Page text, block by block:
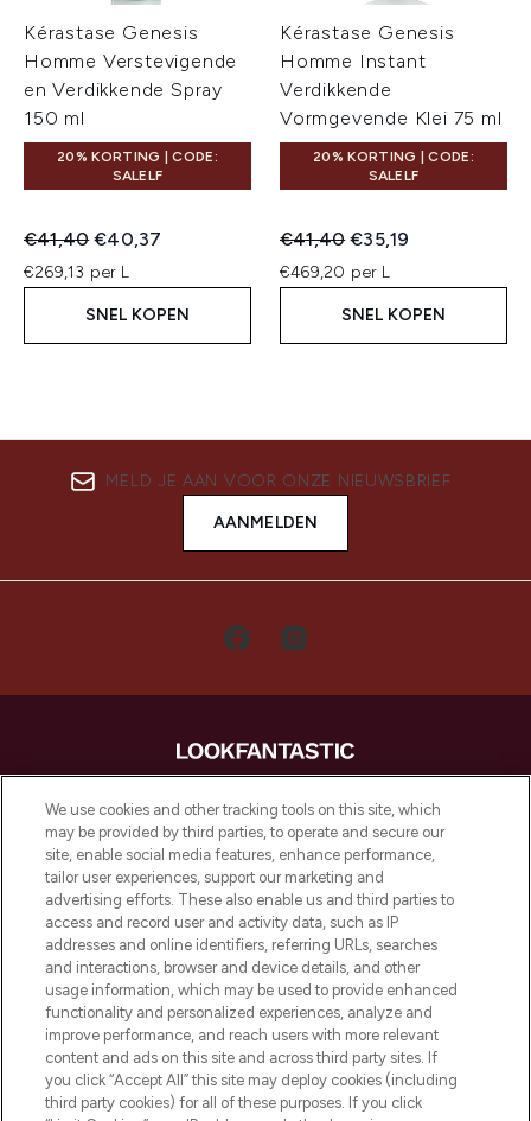
Kérastase Genesis
Homme Verstevigende
en Verdikkende Spray
150 ml
20% KORTING | CODE:
SALELF
Recommended Retail Price:
€41,40Huidige prijs:
€40,37
€269,13 per L
SNEL KOPEN
Kérastase Genesis
Homme Instant
Verdikkende
Vormgevende Klei 75 ml
20% KORTING | CODE:
SALELF
Recommended Retail Price:
€41,40Huidige prijs:
€35,19
€469,20 per L
SNEL KOPEN
MELD JE AAN VOOR ONZE NIEUWSBRIEF
AANMELDEN
LOOKFANTASTIC is de ultieme online
beautybestemming van Europa, met de
beste huidverzorging, haarproducten en
make-up van meer dan 200 topmerken.
Shop online of via de app, met gratis
verzending vanaf €40.
Cookie-toestemming
Do Not Sell or Share My Personal
Information
HELP & INFORMATIE
We use cookies and other tracking tools on this site, which
may be provided by third parties, to operate and secure our
site, enable social media features, enhance performance,
tailor user experiences, support our marketing and
advertising efforts. These also enable us and third parties to
access and record user and activity data, such as IP
addresses and online identifiers, referring URLs, searches
and interactions, browser and device details, and other
usage information, which may be used to provide enhanced
functionality and personalized experiences, analyze and
improve performance, and reach users with more relevant
content and ads on this site and across third party sites. If
you click “Accept All” this site may deploy cookies (including
third party cookies) for all of these purposes. If you click